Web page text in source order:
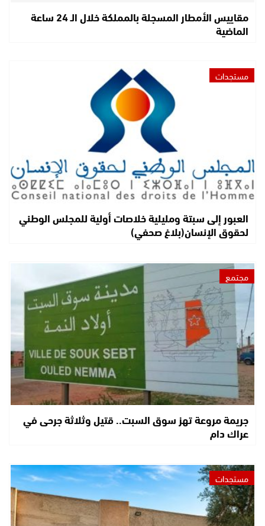
مقاييس الأمطار المسجلة بالمملكة خلال الـ 24 ساعة
الماضية
مستجدات
العبور إلى سبتة ومليلية خلاصات أولية للمجلس الوطني
لحقوق الإنسان(بلاغ صحفي)
مجتمع
جريمة مروعة تهز سوق السبت.. قتيل وثلاثة جرحى في
عراك دام
مستجدات